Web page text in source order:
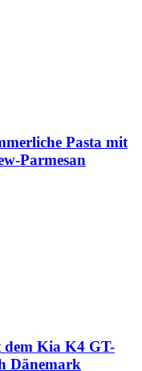
Pasta mit
Parmesan
dem Kia K4 GT-
Dänemark